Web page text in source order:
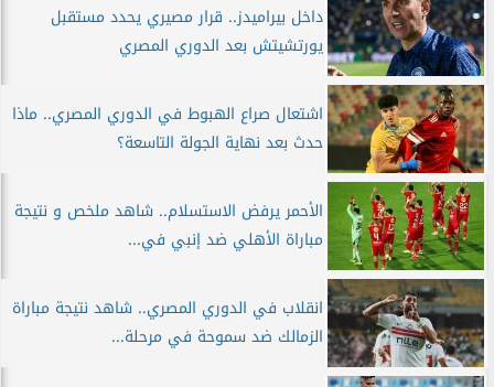
داخل بيراميدز.. قرار مصيري يحدد مستقبل
يورتشيتش بعد الدوري المصري
اشتعال صراع الهبوط في الدوري المصري.. ماذا
حدث بعد نهاية الجولة التاسعة؟
الأحمر يرفض الاستسلام.. شاهد ملخص و نتيجة
مباراة الأهلي ضد إنبي في...
انقلاب في الدوري المصري.. شاهد نتيجة مباراة
الزمالك ضد سموحة في مرحلة...